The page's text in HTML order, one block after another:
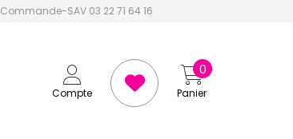
Commande-SAV 03 22 71 64 16
Compte Panier
0